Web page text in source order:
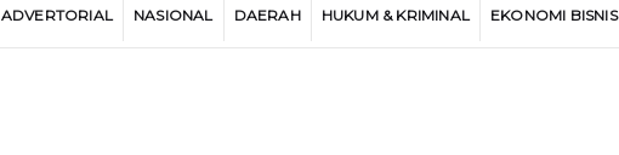
ADVERTORIAL NASIONAL DAERAH HUKUM & KRIMINAL EKONOMI BISNIS